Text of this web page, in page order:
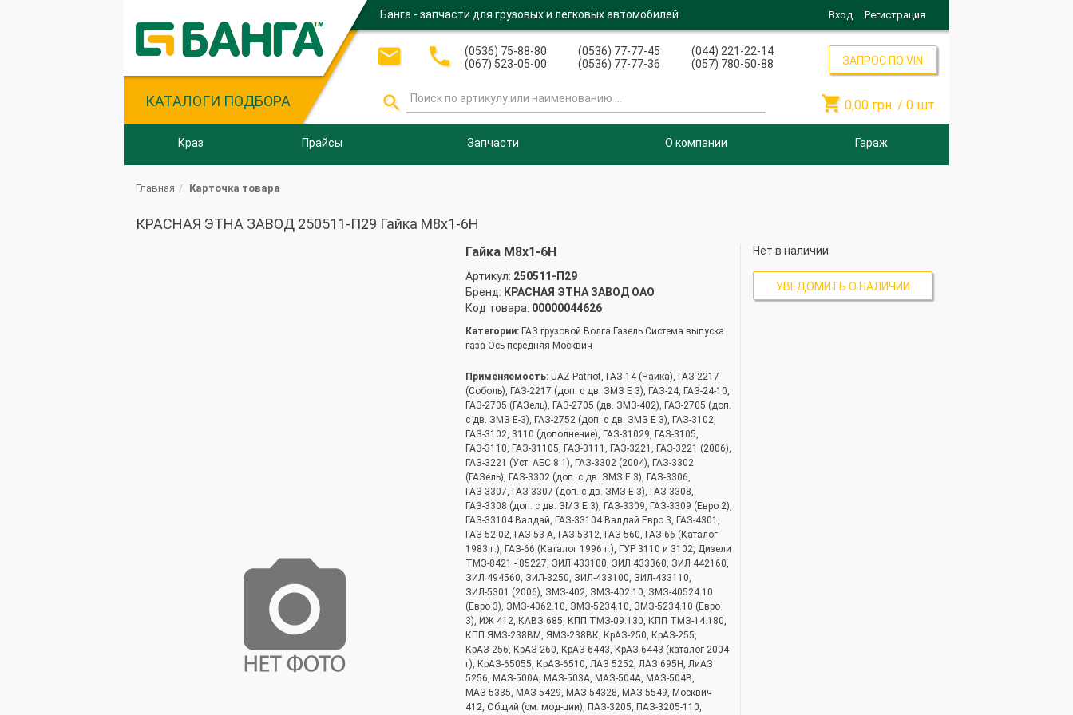
КАТАЛОГИ ПОДБОРА
Банга - запчасти для грузовых и легковых автомобилей Вход Регистрация
 
(0536) 75-88-80
(067) 523-05-00
(0536) 77-77-45
(0536) 77-77-36
(044) 221-22-14
(057) 780-50-88

ЗАПРОС ПО VIN
 0,00 грн. / 0 шт.
Краз Прайсы Запчасти О компании Гараж
Главная Карточка товара
КРАСНАЯ ЭТНА ЗАВОД 250511-П29 Гайка М8х1-6Н
Гайка М8х1-6Н
Артикул: 250511-П29
Бренд: КРАСНАЯ ЭТНА ЗАВОД ОАО
Код товара: 00000044626
Категории: ГАЗ грузовой Волга Газель Система выпуска
газа Ось передняя Москвич
Применяемость: UAZ Patriot, ГАЗ-14 (Чайка), ГАЗ-2217
(Соболь), ГАЗ-2217 (доп. с дв. ЗМЗ Е 3), ГАЗ-24, ГАЗ-24-10,
ГАЗ-2705 (ГАЗель), ГАЗ-2705 (дв. ЗМЗ-402), ГАЗ-2705 (доп.
с дв. ЗМЗ Е-3), ГАЗ-2752 (доп. с дв. ЗМЗ Е 3), ГАЗ-3102,
ГАЗ-3102, 3110 (дополнение), ГАЗ-31029, ГАЗ-3105,
ГАЗ-3110, ГАЗ-31105, ГАЗ-3111, ГАЗ-3221, ГАЗ-3221 (2006),
ГАЗ-3221 (Уст. АБС 8.1), ГАЗ-3302 (2004), ГАЗ-3302
(ГАЗель), ГАЗ-3302 (доп. с дв. ЗМЗ Е 3), ГАЗ-3306,
ГАЗ-3307, ГАЗ-3307 (доп. с дв. ЗМЗ Е 3), ГАЗ-3308,
ГАЗ-3308 (доп. с дв. ЗМЗ Е 3), ГАЗ-3309, ГАЗ-3309 (Евро 2),
ГАЗ-33104 Валдай, ГАЗ-33104 Валдай Евро 3, ГАЗ-4301,
ГАЗ-52-02, ГАЗ-53 А, ГАЗ-5312, ГАЗ-560, ГАЗ-66 (Каталог
1983 г.), ГАЗ-66 (Каталог 1996 г.), ГУР 3110 и 3102, Дизели
ТМЗ-8421 - 85227, ЗИЛ 433100, ЗИЛ 433360, ЗИЛ 442160,
ЗИЛ 494560, ЗИЛ-3250, ЗИЛ-433100, ЗИЛ-433110,
ЗИЛ-5301 (2006), ЗМЗ-402, ЗМЗ-402.10, ЗМЗ-40524.10
(Евро 3), ЗМЗ-4062.10, ЗМЗ-5234.10, ЗМЗ-5234.10 (Евро
3), ИЖ 412, КАВЗ 685, КПП ТМЗ-09.130, КПП ТМЗ-14.180,
КПП ЯМЗ-238ВМ, ЯМЗ-238ВК, КрАЗ-250, КрАЗ-255,
КрАЗ-256, КрАЗ-260, КрАЗ-6443, КрАЗ-6443 (каталог 2004
г), КрАЗ-65055, КрАЗ-6510, ЛАЗ 5252, ЛАЗ 695Н, ЛиАЗ
5256, МАЗ-500А, МАЗ-503А, МАЗ-504А, МАЗ-504В,
МАЗ-5335, МАЗ-5429, МАЗ-54328, МАЗ-5549, Москвич
412, Общий (см. мод-ции), ПАЗ-3205, ПАЗ-3205-110,
Нет в наличии
УВЕДОМИТЬ О НАЛИЧИИ